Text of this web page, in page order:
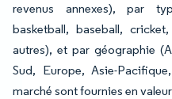
revenus annexes), par
basketball, baseball,
autres), et par géographie
Sud, Europe, Asie-
marché sont fournies en